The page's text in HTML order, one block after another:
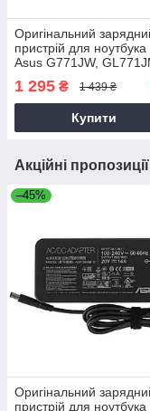
Оригінальний
пристрій для ноутбука
Asus G771JW,
GL752VW
1 295 ₴ 1 439 ₴
Купити
Акційні
–45%
Оригінальний
пристрій для ноутбука